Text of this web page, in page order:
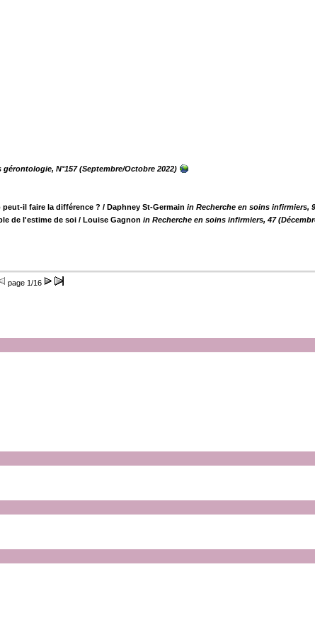
gérontologie, N°157 (Septembre/Octobre 2022)
il faire la différence ? / Daphney St-Germain in Recherche en soins infirmiers,
de l'estime de soi / Louise Gagnon in Recherche en soins infirmiers, 47
page 1/16